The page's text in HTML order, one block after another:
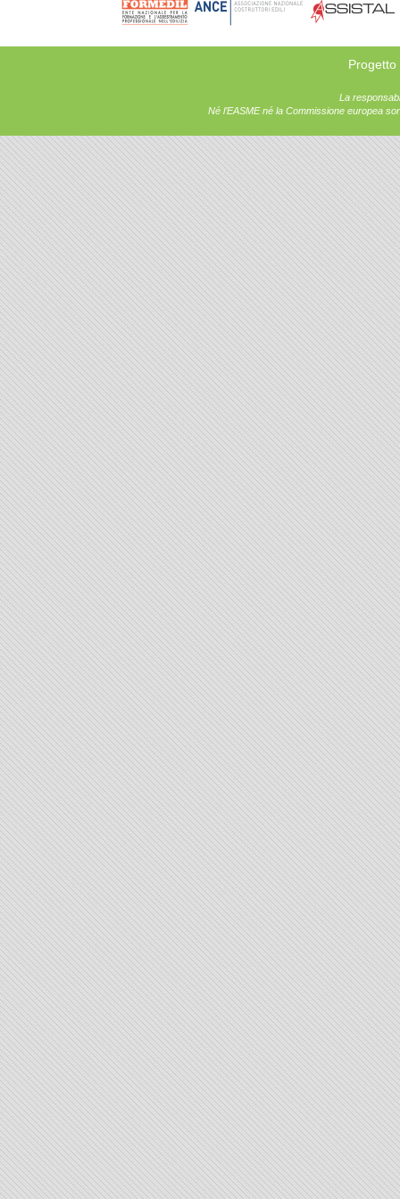
La
Né l’EASME né la Commissione europea